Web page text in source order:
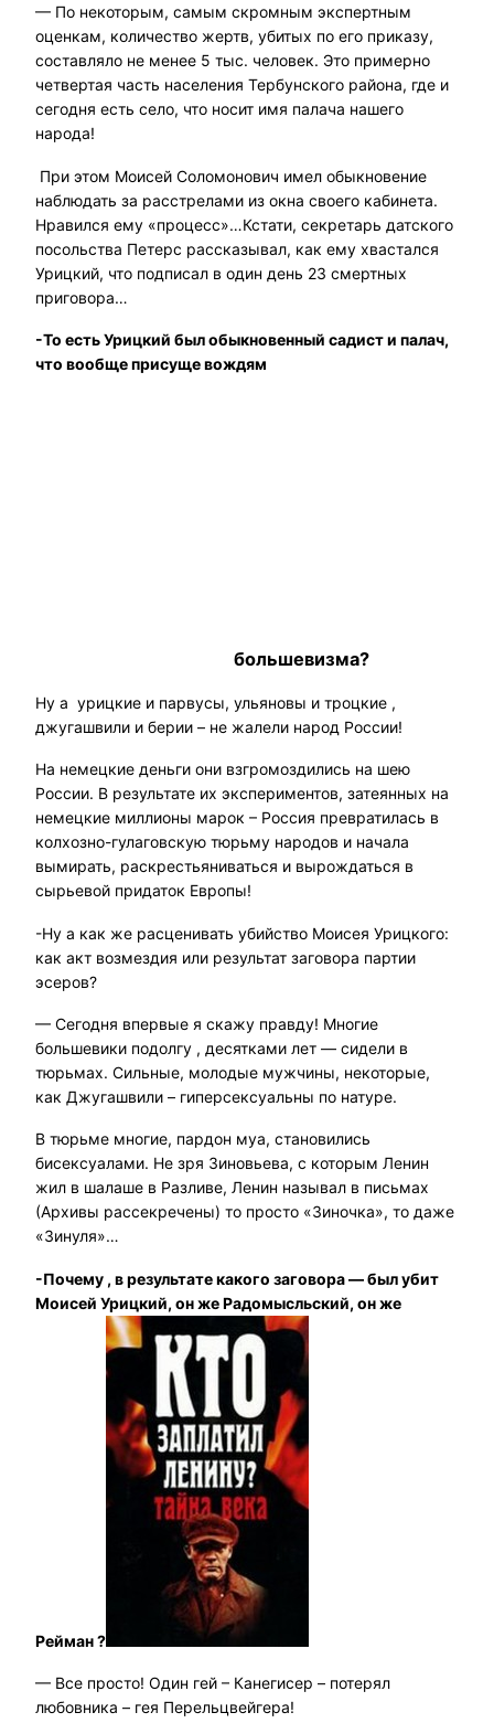
— По некоторым, самым скромным экспертным
оценкам, количество жертв, убитых по его приказу,
составляло не менее 5 тыс. человек. Это примерно
четвертая часть населения Тербунского района, где и
сегодня есть село, что носит имя палача нашего
народа!
При этом Моисей Соломонович имел обыкновение
наблюдать за расстрелами из окна своего кабинета.
Нравился ему «процесс»…Кстати, секретарь датского
посольства Петерс рассказывал, как ему хвастался
Урицкий, что подписал в один день 23 смертных
приговора…
-То есть Урицкий был обыкновенный садист и палач,
что вообще присуще вождям
большевизма?
Ну а урицкие и парвусы, ульяновы и троцкие ,
джугашвили и берии – не жалели народ России!
На немецкие деньги они взгромоздились на шею
России. В результате их экспериментов, затеянных на
немецкие миллионы марок – Россия превратилась в
колхозно-гулаговскую тюрьму народов и начала
вымирать, раскрестьяниваться и вырождаться в
сырьевой придаток Европы!
-Ну а как же расценивать убийство Моисея Урицкого:
как акт возмездия или результат заговора партии
эсеров?
— Сегодня впервые я скажу правду! Многие
большевики подолгу , десятками лет — сидели в
тюрьмах. Сильные, молодые мужчины, некоторые,
как Джугашвили – гиперсексуальны по натуре.
В тюрьме многие, пардон муа, становились
бисексуалами. Не зря Зиновьева, с которым Ленин
жил в шалаше в Разливе, Ленин называл в письмах
(Архивы рассекречены) то просто «Зиночка», то даже
«Зинуля»…
-Почему , в результате какого заговора — был убит
Моисей Урицкий, он же Радомысльский, он же
Рейман ?
— Все просто! Один гей – Канегисер – потерял
любовника – гея Перельцвейгера!